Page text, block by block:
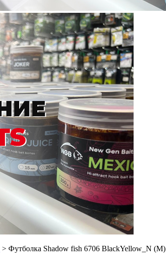
> Футболка Shadow fish 6706 BlackYellow_N (M)